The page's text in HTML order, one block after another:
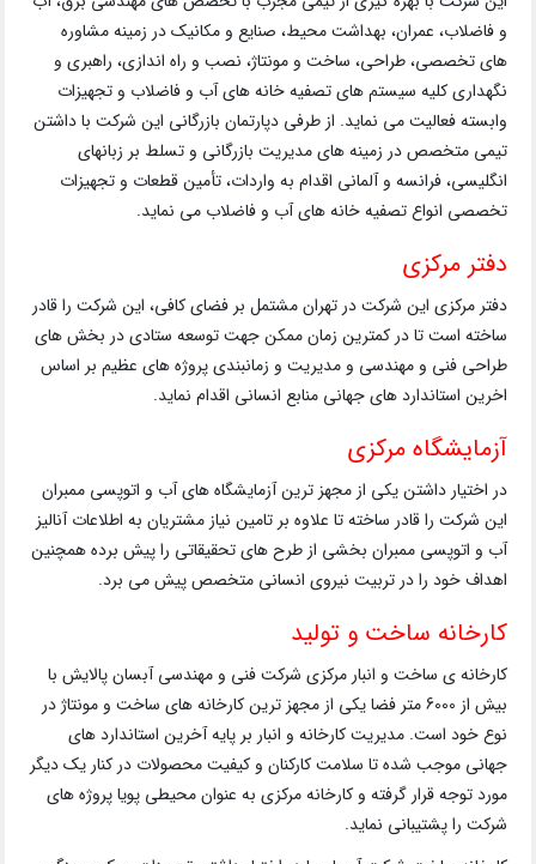
و فاضلاب، عمران، بهداشت محیط، صنایع و مکانیک در زمینه مشاوره
های تخصصی، طراحی، ساخت و مونتاژ، نصب و راه اندازی، راهبری و
نگهداری کلیه سیستم های تصفیه خانه های آب و فاضلاب و تجهیزات
وابسته فعالیت می نماید. از طرفی دپارتمان بازرگانی این شرکت با داشتن
تیمی متخصص در زمینه های مدیریت بازرگانی و تسلط بر زبانهای
انگلیسی، فرانسه و آلمانی اقدام به واردات، تأمین قطعات و تجهیزات
تخصصی انواع تصفیه خانه های آب و فاضلاب می نماید.
دفتر مرکزی
دفتر مرکزی این شرکت در تهران مشتمل بر فضای کافی، این شرکت را قادر
ساخته است تا در کمترین زمان ممکن جهت توسعه ستادی در بخش های
طراحی فنی و مهندسی و مدیریت و زمانبندی پروژه های عظیم بر اساس
اخرین استاندارد های جهانی منابع انسانی اقدام نماید.
آزمایشگاه مرکزی
در اختیار داشتن یکی از مجهز ترین آزمایشگاه های آب و اتوپسی ممبران
این شرکت را قادر ساخته تا علاوه بر تامین نیاز مشتریان به اطلاعات آنالیز
آب و اتوپسی ممبران بخشی از طرح های تحقیقاتی را پیش برده همچنین
اهداف خود را در تربیت نیروی انسانی متخصص پیش می برد.
کارخانه ساخت و تولید
کارخانه ی ساخت و انبار مرکزی شرکت فنی و مهندسی آبسان پالایش با
بیش از 6000 متر فضا یکی از مجهز ترین کارخانه های ساخت و مونتاژ در
نوع خود است. مدیریت کارخانه و انبار بر پایه آخرین استاندارد های
جهانی موجب شده تا سلامت کارکنان و کیفیت محصولات در کنار یک دیگر
مورد توجه قرار گرفته و کارخانه مرکزی به عنوان محیطی پویا پروژه های
شرکت را پشتیبانی نماید.